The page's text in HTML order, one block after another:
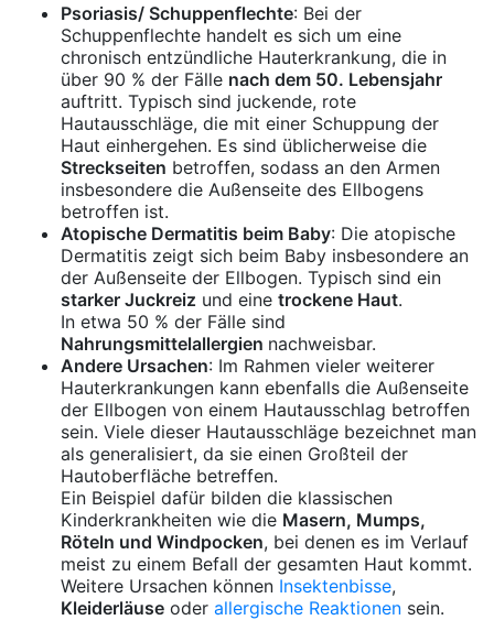
Psoriasis/ Schuppenflechte: Bei der
Schuppenflechte handelt es sich um eine
chronisch entzündliche Hauterkrankung, die in
über 90 % der Fälle nach dem 50. Lebensjahr
auftritt. Typisch sind juckende, rote
Hautausschläge, die mit einer Schuppung der
Haut einhergehen. Es sind üblicherweise die
Streckseiten betroffen, sodass an den Armen
insbesondere die Außenseite des Ellbogens
betroffen ist.
Atopische Dermatitis beim Baby: Die atopische
Dermatitis zeigt sich beim Baby insbesondere an
der Außenseite der Ellbogen. Typisch sind ein
starker Juckreiz und eine trockene Haut.
In etwa 50 % der Fälle sind
Nahrungsmittelallergien nachweisbar.
Andere Ursachen: Im Rahmen vieler weiterer
Hauterkrankungen kann ebenfalls die Außenseite
der Ellbogen von einem Hautausschlag betroffen
sein. Viele dieser Hautausschläge bezeichnet man
als generalisiert, da sie einen Großteil der
Hautoberfläche betreffen.
Ein Beispiel dafür bilden die klassischen
Kinderkrankheiten wie die Masern, Mumps,
Röteln und Windpocken, bei denen es im Verlauf
meist zu einem Befall der gesamten Haut kommt.
Weitere Ursachen können Insektenbisse,
Kleiderläuse oder allergische Reaktionen sein.